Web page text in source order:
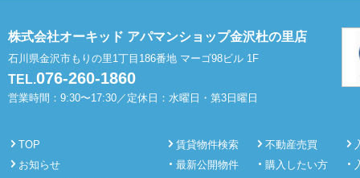
株式会社オーキッド アパマンショップ金沢杜の里店
石川県金沢市もりの里1丁目186番地 マーゴ98ビル 1F
TEL.076-260-1860
営業時間：9:30〜17:30／定休日：水曜日・第3日曜日
TOP
お知らせ
賃貸物件検索
最新公開物件
不動産売買
購入したい方